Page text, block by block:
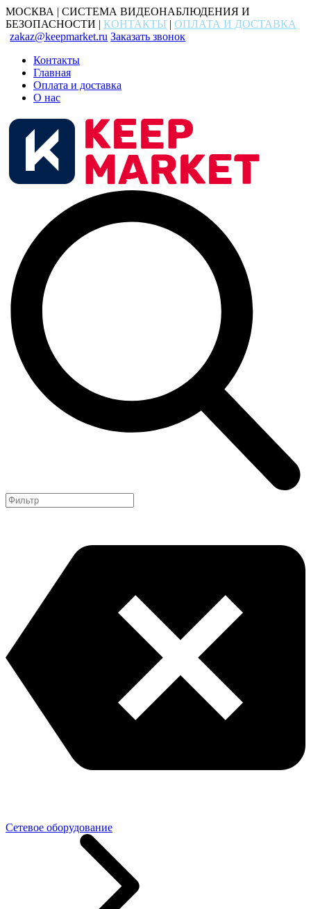
МОСКВА | СИСТЕМА ВИДЕОНАБЛЮДЕНИЯ И
БЕЗОПАСНОСТИ | КОНТАКТЫ | ОПЛАТА И ДОСТАВКА
zakaz@keepmarket.ru Заказать звонок
Контакты
Главная
Оплата и доставка
О нас
Сетевое оборудование